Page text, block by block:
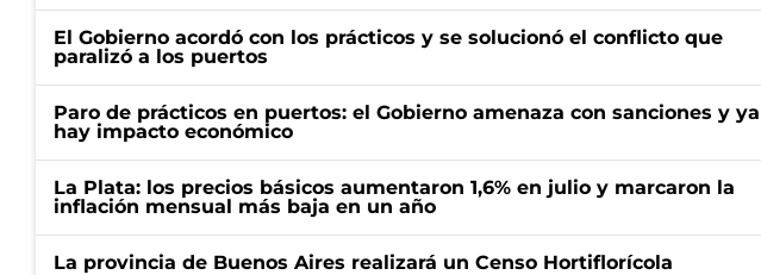
El Gobierno acordó con los prácticos y se solucionó el conflicto que
paralizó a los puertos
Paro de prácticos en puertos: el Gobierno amenaza con sanciones y ya
hay impacto económico
La Plata: los precios básicos aumentaron 1,6% en julio y marcaron la
inflación mensual más baja en un año
La provincia de Buenos Aires realizará un Censo Hortiflorícola